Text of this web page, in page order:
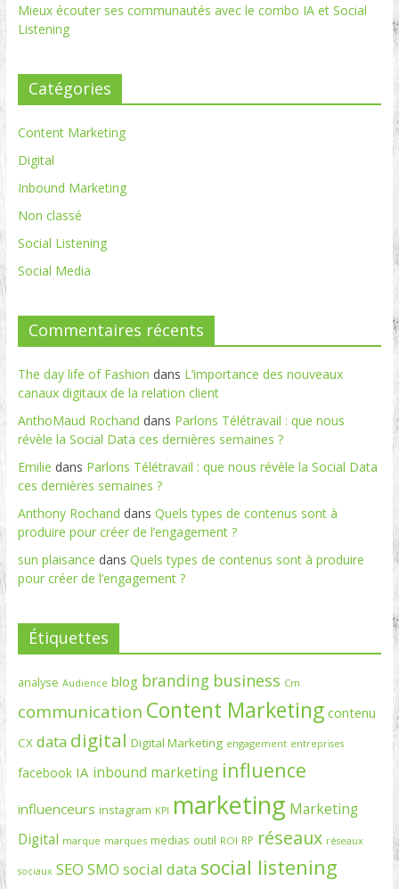
Mieux écouter ses communautés avec le combo IA et Social
Listening
Catégories
Content Marketing
Digital
Inbound Marketing
Non classé
Social Listening
Social Media
Commentaires récents
The day life of Fashion dans L’importance des nouveaux
canaux digitaux de la relation client
AnthoMaud Rochand dans Parlons Télétravail : que nous
révèle la Social Data ces dernières semaines ?
Emilie dans Parlons Télétravail : que nous révèle la Social Data
ces dernières semaines ?
Anthony Rochand dans Quels types de contenus sont à
produire pour créer de l’engagement ?
sun plaisance dans Quels types de contenus sont à produire
pour créer de l’engagement ?
Étiquettes
analyse Audience blog branding business Cm
communication Content Marketing contenu
CX data digital Digital Marketing engagement entreprises
facebook IA inbound marketing influence
influenceurs instagram KPI marketing Marketing
Digital marque marques medias outil ROI RP réseaux réseaux
sociaux SEO SMO social data social listening